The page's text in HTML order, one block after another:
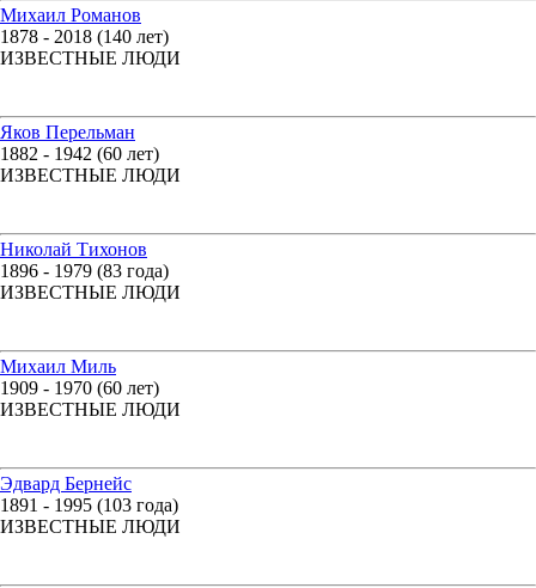
Михаил Романов
1878 - 2018 (140 лет)
ИЗВЕСТНЫЕ ЛЮДИ
Яков Перельман
1882 - 1942 (60 лет)
ИЗВЕСТНЫЕ ЛЮДИ
Николай Тихонов
1896 - 1979 (83 года)
ИЗВЕСТНЫЕ ЛЮДИ
Михаил Миль
1909 - 1970 (60 лет)
ИЗВЕСТНЫЕ ЛЮДИ
Эдвард Бернейс
1891 - 1995 (103 года)
ИЗВЕСТНЫЕ ЛЮДИ